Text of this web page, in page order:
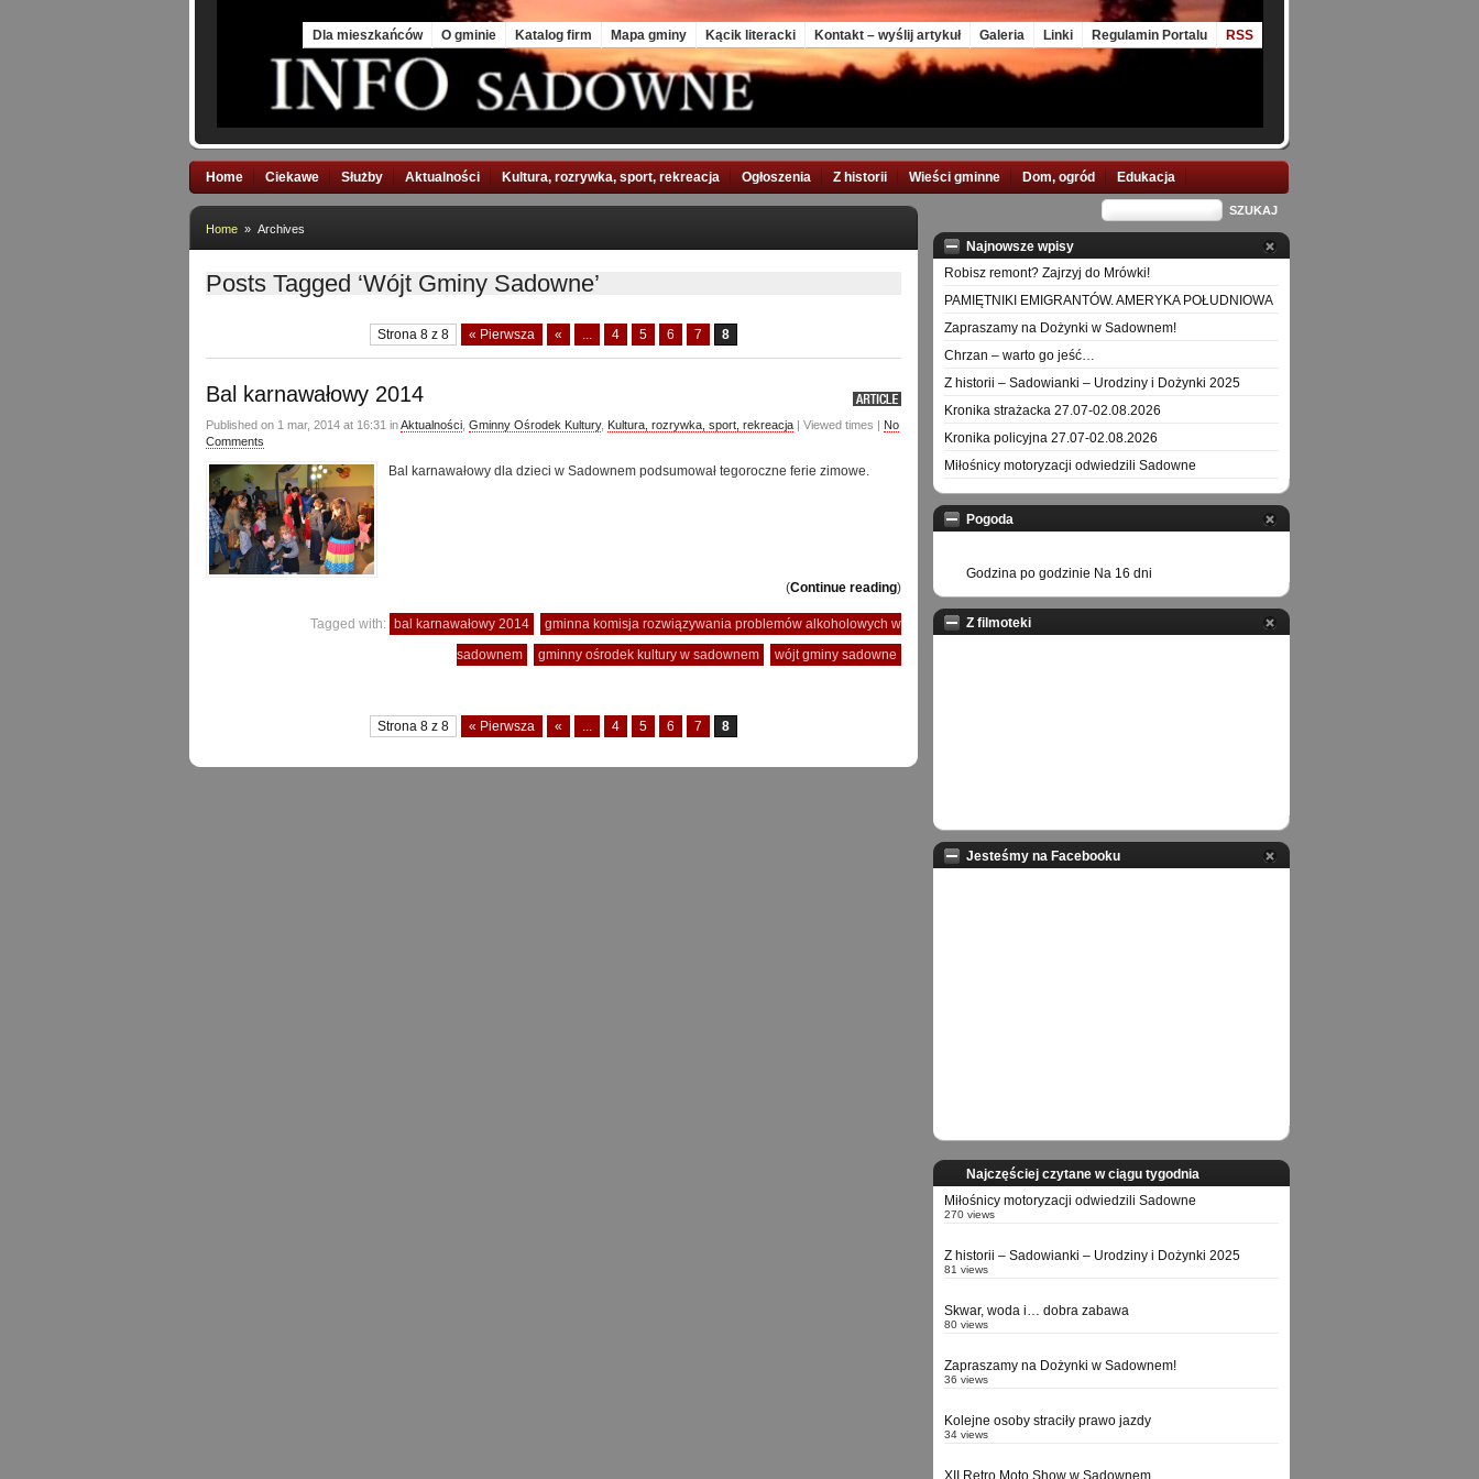
Dla mieszkańców O gminie Katalog firm Mapa gminy Kącik literacki Kontakt – wyślij artykuł Galeria Linki Regulamin Portalu RSS
Home Ciekawe Służby Aktualności Kultura, rozrywka, sport, rekreacja Ogłoszenia Z historii Wieści gminne Dom, ogród Edukacja
Home » Archives
Posts Tagged ‘Wójt Gminy Sadowne’
Strona 8 z 8 « Pierwsza « ... 4 5 6 7 8
Bal karnawałowy 2014
Published on 1 mar, 2014 at 16:31 inAktualności Gminny Ośrodek Kultury, Kultura, rozrywka, sport, rekreacja | Viewed times | No
Comments
Bal karnawałowy dla dzieci w Sadownem podsumował tegoroczne ferie zimowe.
(Continue reading)
Tagged with: bal karnawałowy 2014
gminna komisja rozwiązywania problemów alkoholowych w
sadownem
gminny ośrodek kultury w sadownem wójt gminy sadowne
Strona 8 z 8 « Pierwsza « ... 4 5 6 7 8
Najnowsze wpisy
Robisz remont? Zajrzyj do Mrówki!
PAMIĘTNIKI EMIGRANTÓW. AMERYKA POŁUDNIOWA
Zapraszamy na Dożynki w Sadownem!
Chrzan – warto go jeść…
Z historii – Sadowianki – Urodziny i Dożynki 2025
Kronika strażacka 27.07-02.08.2026
Kronika policyjna 27.07-02.08.2026
Miłośnicy motoryzacji odwiedzili Sadowne
Pogoda
Godzina po godzinie Na 16 dni
Z filmoteki
Jesteśmy na Facebooku
Najczęściej czytane w ciągu tygodnia
Miłośnicy motoryzacji odwiedzili Sadowne
270 views
Z historii – Sadowianki – Urodziny i Dożynki 2025
81 views
Skwar, woda i… dobra zabawa
80 views
Zapraszamy na Dożynki w Sadownem!
36 views
Kolejne osoby straciły prawo jazdy
34 views
XII Retro Moto Show w Sadownem